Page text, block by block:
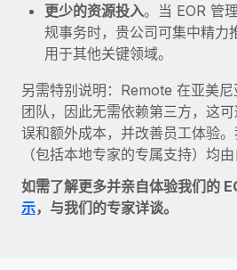
更少的资源投入。当 EOR 管
规事务时，贵公司可集中精力
用于其他关键领域。
另需特别说明：Remote 在亚美
团队，因此无需依赖第三方，这
误和额外成本，并改善员工体验
（包括本地专家的专属支持）均
如需了解更多并亲自体验我们的
示，与我们的专家详谈。